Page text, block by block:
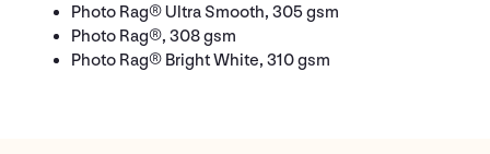
Photo Rag® Ultra Smooth, 305 gsm
Photo Rag®, 308 gsm
Photo Rag® Bright White, 310 gsm